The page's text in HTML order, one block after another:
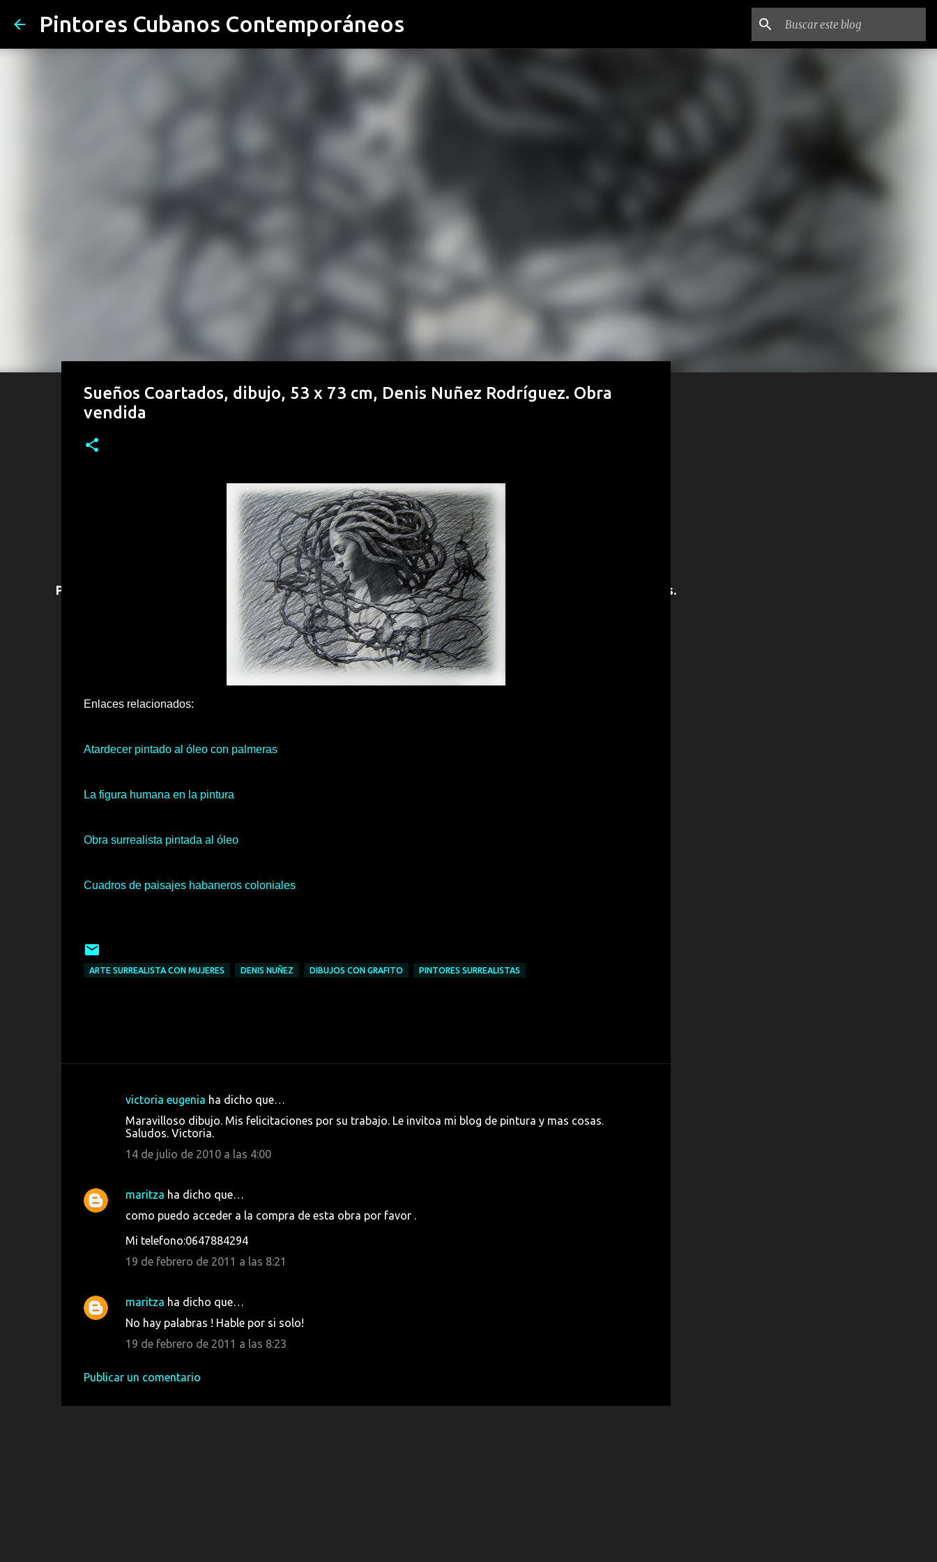
Pintores Cubanos Contemporáneos
Para adquirir alguna obra puede contactarnos por WhatsApp (+53)54292968, con gusto le responderemos.
Sueños Coartados, dibujo, 53 x 73 cm, Denis Nuñez Rodríguez. Obra
vendida
Enlaces relacionados:
Atardecer pintado al óleo con palmeras
La figura humana en la pintura
Obra surrealista pintada al óleo
Cuadros de paisajes habaneros coloniales
ARTE SURREALISTA CON MUJERES DENIS NUÑEZ DIBUJOS CON GRAFITO PINTORES SURREALISTAS
n
t
s
victoria eugenia ha dicho que…
Maravilloso dibujo. Mis felicitaciones por su trabajo. Le invitoa mi blog de pintura y mas cosas.
Saludos. Victoria.
14 de julio de 2010 a las 4:00
maritza ha dicho que…
como puedo acceder a la compra de esta obra por favor .
Mi telefono:0647884294
19 de febrero de 2011 a las 8:21
maritza ha dicho que…
No hay palabras ! Hable por si solo!
19 de febrero de 2011 a las 8:23
Publicar un comentario